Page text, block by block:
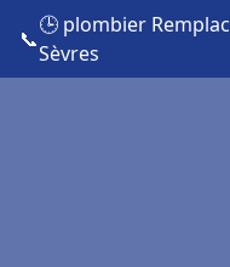
📞
🕒 plombier
Sèvres